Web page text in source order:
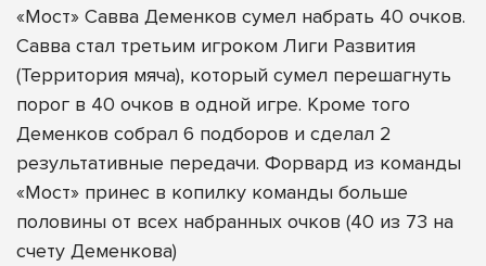
«Мост» Савва Деменков сумел набрать 40 очков.
Савва стал третьим игроком Лиги Развития
(Территория мяча), который сумел перешагнуть
порог в 40 очков в одной игре. Кроме того
Деменков собрал 6 подборов и сделал 2
результативные передачи. Форвард из команды
«Мост» принес в копилку команды больше
половины от всех набранных очков (40 из 73 на
счету Деменкова)